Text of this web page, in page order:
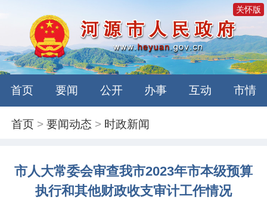
关怀版
首页 要闻 公开 办事 互动 市情
首页 >要闻动态 > 时政新闻
市人大常委会审查我市2023年市本级预算
执行和其他财政收支审计工作情况